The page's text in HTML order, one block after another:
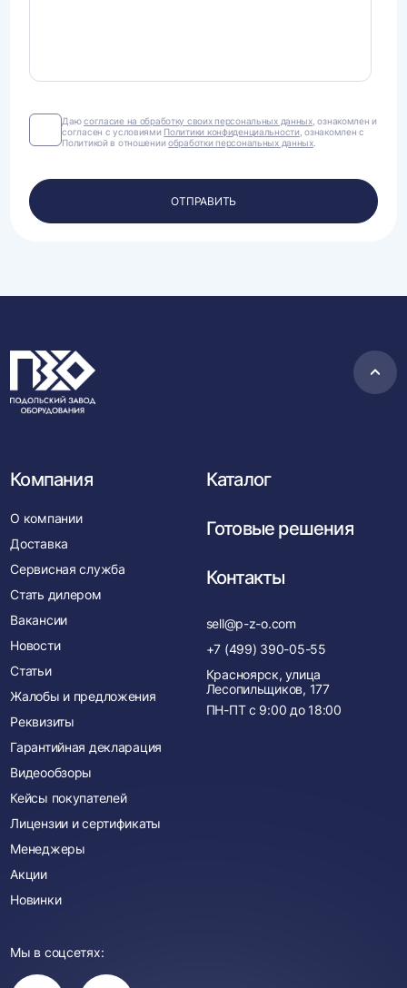
Даю
согласие
на
своих
персональных
данных.
Даюсогласие на обработку своих персональных данных, ознакомлен и
согласен с условиями Политики конфиденциальности , ознакомлен с
Политикой в отношенииобработки персональных данных.
ОТПРАВИТЬ
в
Компания
О компании
Доставка
Сервисная служба
Стать дилером
Вакансии
Новости
Статьи
Жалобы и предложения
Реквизиты
Гарантийная декларация
Видеообзоры
Кейсы покупателей
Лицензии и сертификаты
Менеджеры
Акции
Новинки
Каталог
Готовые решения
Контакты
sell@p-z-o.com
+7 (499) 390-05-55
Красноярск, улица
Лесопильщиков, 177
ПН-ПТ с 9:00 до 18:00
Мы в соцсетях:
Вы
Вы